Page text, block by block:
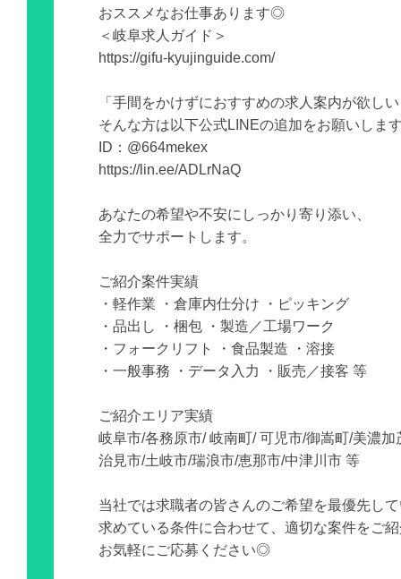
おススメなお仕事あります◎
＜岐阜求人ガイド＞
https://gifu-kyujinguide.com/
「手間をかけずにおすすめの求人案内が欲し
そんな方は以下公式LINEの追加をお願いしま
ID：@664mekex
https://lin.ee/ADLrNaQ
あなたの希望や不安にしっかり寄り添い、
全力でサポートします。
ご紹介案件実績
・軽作業 ・倉庫内仕分け ・ピッキング
・品出し ・梱包 ・製造／工場ワーク
・フォークリフト ・食品製造 ・溶接
・一般事務 ・データ入力 ・販売／接客 等
ご紹介エリア実績
岐阜市/各務原市/ 岐南町/ 可児市/御嵩町/美濃加
治見市/土岐市/瑞浪市/恵那市/中津川市 等
当社では求職者の皆さんのご希望を最優先し
求めている条件に合わせて、適切な案件をご
お気軽にご応募ください◎